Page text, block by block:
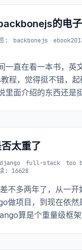
的电
: backbonejs ebook
一直在看一本书，英
程，觉得挺不错，
里面介绍的东西还是
习更多的东西。
太重了
django full-stack too
: 16628
不多两年了，从一
做项目，到现在依
算是个重量级框架